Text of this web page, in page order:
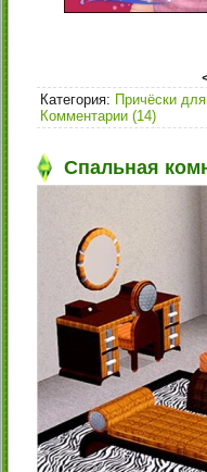
Категория: Причёски
Комментарии (14)
Спальная